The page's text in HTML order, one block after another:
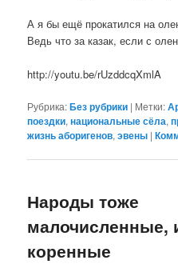
А я бы ещё прокатился на
Ведь что за казак, если с
http://youtu.be/rUzddcqXmlA
Рубрика:Без рубрики | Метки:
поездки,национальные сёла,
жизнь аборигенов,эвены |
Народы тоже
малочисленные,
коренные